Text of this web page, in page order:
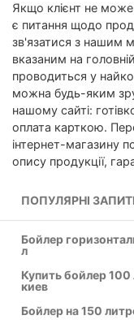
Якщо клієнт не
є питання щодо
зв'язатися з нашим
вказаним на
проводиться у
можна будь-яким
нашому сайті:
оплата карткою.
інтернет-магазину
опису продукції,
ПОПУЛЯРНІ
Бойлер
л
Купить бойлер 100
киев
Бойлер на 150